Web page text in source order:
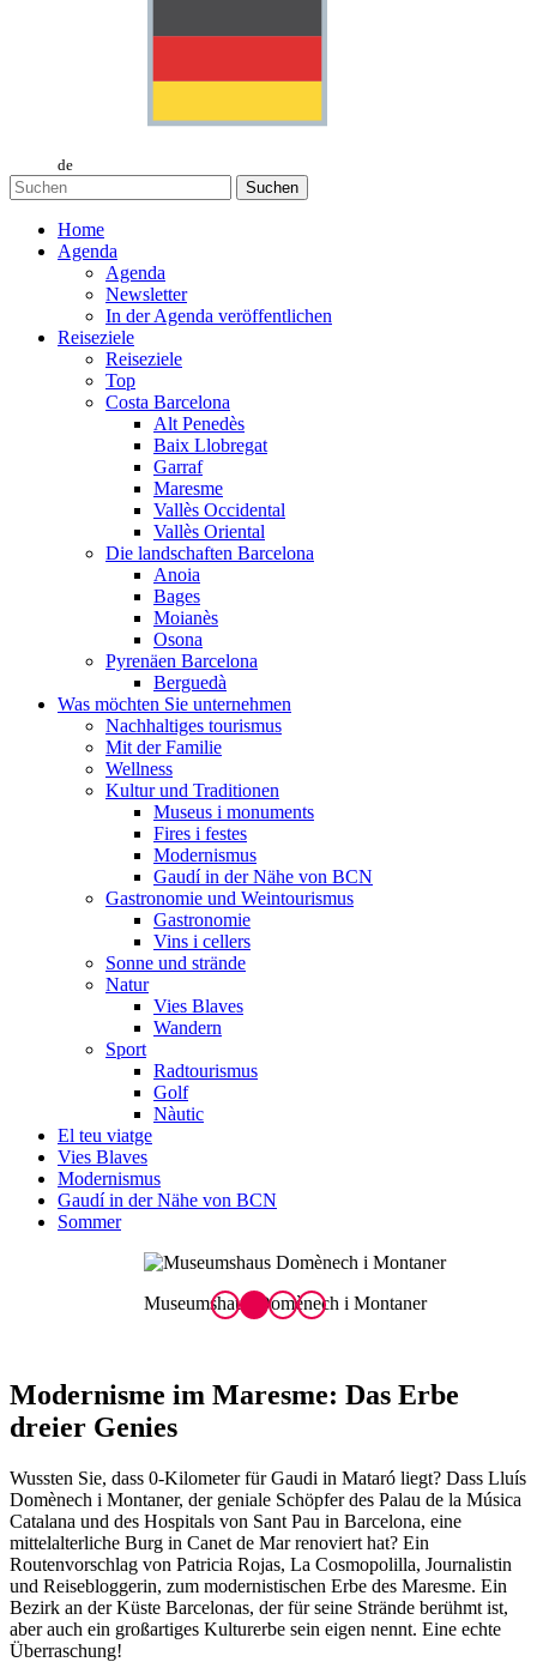
de
Suchen
Home
Agenda
Agenda
Newsletter
In der Agenda veröffentlichen
Reiseziele
Reiseziele
Top
Costa Barcelona
Alt Penedès
Baix Llobregat
Garraf
Maresme
Vallès Occidental
Vallès Oriental
Die landschaften Barcelona
Anoia
Bages
Moianès
Osona
Pyrenäen Barcelona
Berguedà
Was möchten Sie unternehmen
Nachhaltiges tourismus
Mit der Familie
Wellness
Kultur und Traditionen
Museus i monuments
Fires i festes
Modernismus
Gaudí in der Nähe von BCN
Gastronomie und Weintourismus
Gastronomie
Vins i cellers
Sonne und strände
Natur
Vies Blaves
Wandern
Sport
Radtourismus
Golf
Nàutic
El teu viatge
Vies Blaves
Modernismus
Gaudí in der Nähe von BCN
Sommer
Museumshaus Domènech i Montaner
Modernisme im Maresme: Das Erbe
dreier Genies
Wussten Sie, dass 0-Kilometer für Gaudi in Mataró liegt? Dass Lluís
Domènech i Montaner, der geniale Schöpfer des Palau de la Música
Catalana und des Hospitals von Sant Pau in Barcelona, eine
mittelalterliche Burg in Canet de Mar renoviert hat? Ein
Routenvorschlag von Patricia Rojas, La Cosmopolilla, Journalistin
und Reisebloggerin, zum modernistischen Erbe des Maresme. Ein
Bezirk an der Küste Barcelonas, der für seine Strände berühmt ist,
aber auch ein großartiges Kulturerbe sein eigen nennt. Eine echte
Überraschung!